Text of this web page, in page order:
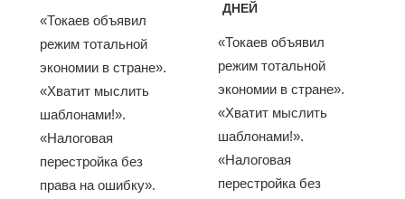
«Токаев объявил
режим тотальной
экономии в стране».
«Хватит мыслить
шаблонами!».
«Налоговая
перестройка без
права на ошибку».
ДНЕЙ
«Токаев объявил
режим тотальной
экономии в стране».
«Хватит мыслить
шаблонами!».
«Налоговая
перестройка без